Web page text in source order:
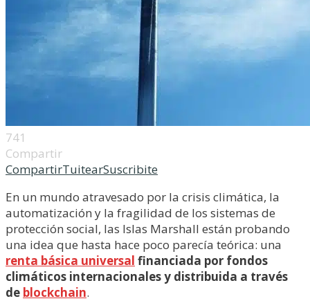
741
Compartir
CompartirTuitearSuscribite
En un mundo atravesado por la crisis climática, la
automatización y la fragilidad de los sistemas de
protección social, las Islas Marshall están probando
una idea que hasta hace poco parecía teórica: una
renta básica universal financiada por fondos
climáticos internacionales y distribuida a través
de blockchain.